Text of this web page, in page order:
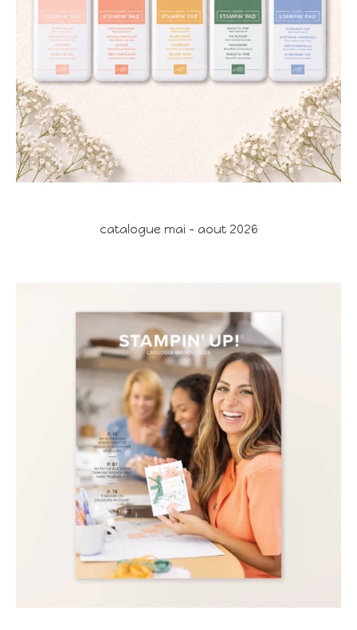
catalogue mai - aout 2026